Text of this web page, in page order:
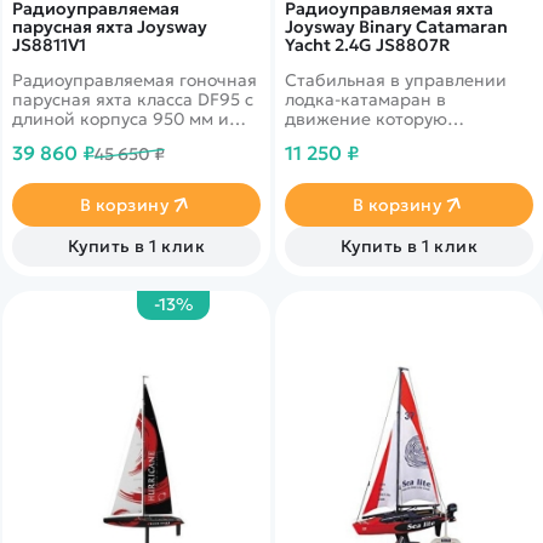
Радиоуправляемая
парусная яхта Joysway
JS8811V1
Радиоуправляемая гоночная
парусная яхта класса DF95 с
длиной корпуса 950 мм и
профилем корпуса,
спортивного парусного
моделизма и участия в RC-
регатах. Она поставляется в
формате Ready-To-Run — с
электроникой, такелажем и
парусами, что делает модель
батареек. Благодаря
аэродинамическим обводам
оптимизированной
парусной схеме яхта
демонстрирует отличные
ходовые качества и
стабильность на курсе.
39 860 ₽45 650 ₽
В корзину
Купить в 1 клик
Радиоуправляемая яхта
Joysway Binary Catamaran
Yacht 2.4G JS8807R
Стабильная в управлении
лодка-катамаран в
движение которую
парус, а управление рулем
пульта
11 250 ₽
В корзину
Купить в 1 клик
-13%